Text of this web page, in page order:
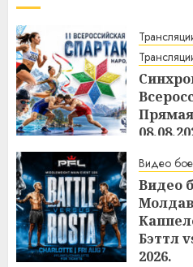
Видео
Видео
Бэттл
2026.